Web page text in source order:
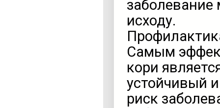
заболевание
исходу.
Самым
кори
устойчивый
риск